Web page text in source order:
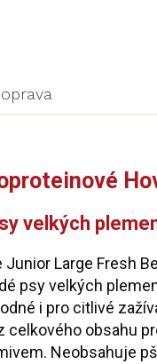
velkých
Junior Large Fresh
psy velkých
i pro citlivé
celkového obsahu
Neobsahuje